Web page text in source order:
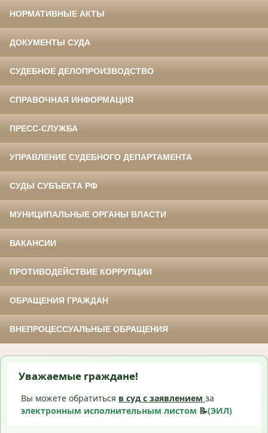
НОРМАТИВНЫЕ АКТЫ
ДОКУМЕНТЫ СУДА
СУДЕБНОЕ ДЕЛОПРОИЗВОДСТВО
СПРАВОЧНАЯ ИНФОРМАЦИЯ
ПРЕСС-СЛУЖБА
УПРАВЛЕНИЕ СУДЕБНОГО ДЕПАРТАМЕНТА
СУДЫ СУБЪЕКТА РФ
МУНИЦИПАЛЬНЫЕ ОРГАНЫ ВЛАСТИ
ВАКАНСИИ
ПРОТИВОДЕЙСТВИЕ КОРРУПЦИИ
ОБРАЩЕНИЯ ГРАЖДАН
ВНЕПРОЦЕССУАЛЬНЫЕ ОБРАЩЕНИЯ
Уважаемые граждане!
Вы можете обратиться в суд с заявлением за
электронным исполнительным листом 📝(ЭИЛ)